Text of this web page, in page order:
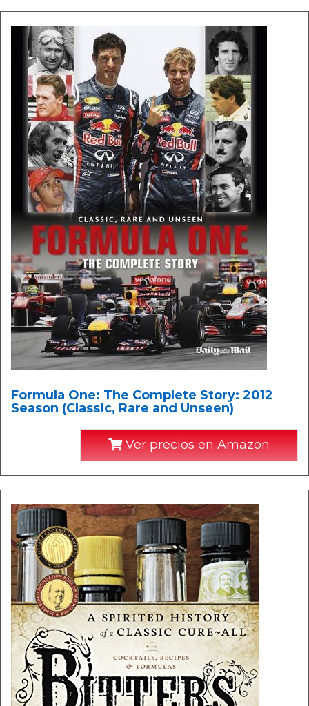
Formula One: The Complete Story: 2012
Season (Classic, Rare and Unseen)
Ver precios en Amazon